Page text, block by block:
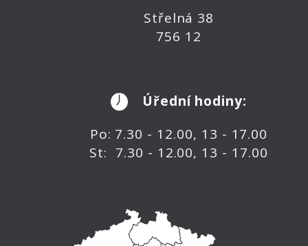
Střelná 38
756 12
Úřední hodiny:
Po: 7.30 - 12.00, 13 - 17.00
St: 7.30 - 12.00, 13 - 17.00